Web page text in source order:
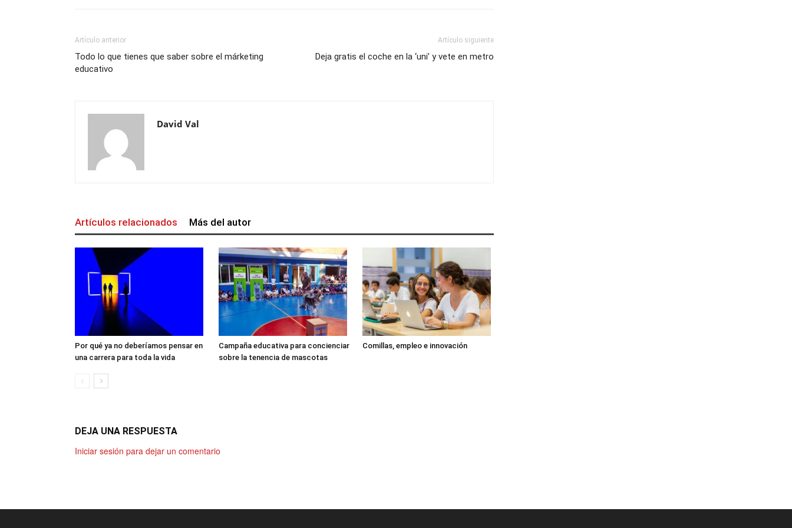
Artículo anterior
Todo lo que tienes que saber sobre el márketing
educativo
Artículo siguiente
Deja gratis el coche en la ‘uni’ y vete en metro
David Val
Artículos relacionados Más del autor
Por qué ya no deberíamos pensar en
una carrera para toda la vida
Campaña educativa para concienciar
sobre la tenencia de mascotas
Comillas, empleo e innovación
DEJA UNA RESPUESTA
Iniciar sesión para dejar un comentario